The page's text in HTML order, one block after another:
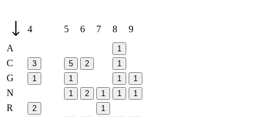
4 5 6 7 8
9
A
1
C 3 5 2 1
G 1 1 1 1
N 1 2 1 1 1
R 2 1